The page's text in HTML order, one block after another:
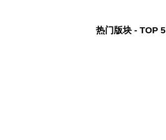
热门版块 - TOP 5